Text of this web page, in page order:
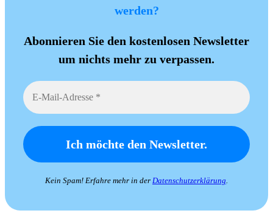
werden?
Abonnieren Sie den kostenlosen Newsletter
um nichts mehr zu verpassen.
Kein Spam! Erfahre mehr in der Datenschutzerklärung.